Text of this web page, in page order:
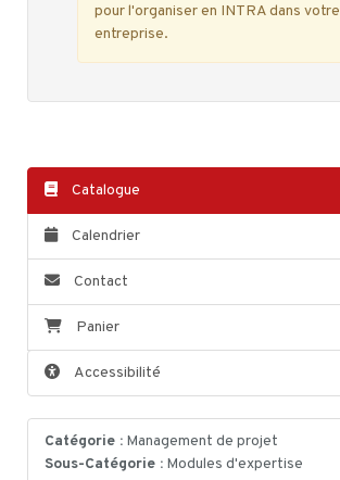
pour l'organiser en INTRA dans votre
entreprise.
Catalogue
Calendrier
Contact
Panier
Accessibilité
Catégorie : Management de projet
Sous-Catégorie : Modules d'expertise